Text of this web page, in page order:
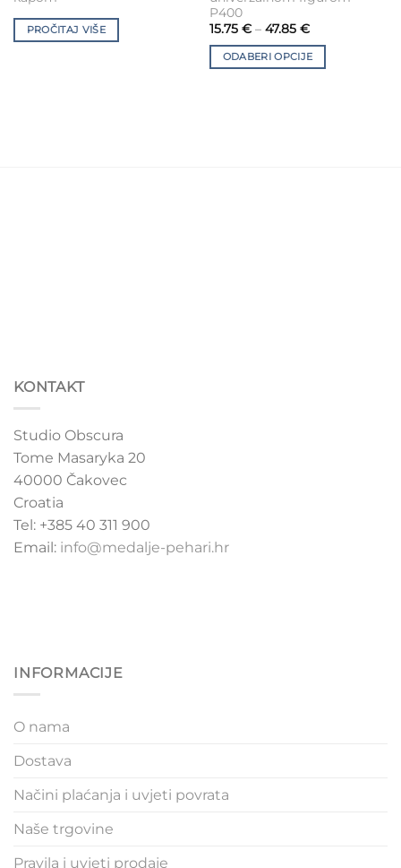
PROČITAJ VIŠE
P400
15.75 €– 47.85 €
ODABERI OPCIJE
has
multiple
variants.
The
KONTAKT
Studio Obscura
Tome Masaryka 20
40000 Čakovec
Croatia
Tel: +385 40 311 900
Email: info@medalje-pehari.hr
INFORMACIJE
O nama
Dostava
Načini plaćanja i uvjeti povrata
Naše trgovine
Pravila i uvjeti prodaje